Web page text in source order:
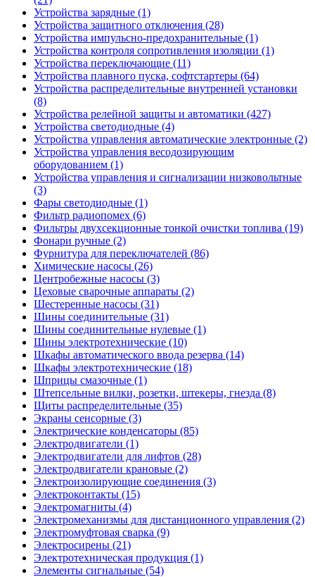
Устройства зарядные (1)
Устройства защитного отключения (28)
Устройства импульсно-предохранительные (1)
Устройства контроля сопротивления изоляции (1)
Устройства переключающие (11)
Устройства плавного пуска, софтстартеры (64)
Устройства распределительные внутренней установки
(8)
Устройства релейной защиты и автоматики (427)
Устройства светодиодные (4)
Устройства управления автоматические электронные (2)
Устройства управления весодозирующим
оборудованием (1)
Устройства управления и сигнализации низковольтные
(3)
Фары светодиодные (1)
Фильтр радиопомех (6)
Фильтры двухсекционные тонкой очистки топлива (19)
Фонари ручные (2)
Фурнитура для переключателей (86)
Химические насосы (26)
Центробежные насосы (3)
Цеховые сварочные аппараты (2)
Шестеренные насосы (31)
Шины соединительные (31)
Шины соединительные нулевые (1)
Шины электротехнические (10)
Шкафы автоматического ввода резерва (14)
Шкафы электротехнические (18)
Шприцы смазочные (1)
Штепсельные вилки, розетки, штекеры, гнезда (8)
Щиты распределительные (35)
Экраны сенсорные (3)
Электрические конденсаторы (85)
Электродвигатели (1)
Электродвигатели для лифтов (28)
Электродвигатели крановые (2)
Электроизолирующие соединения (3)
Электроконтакты (15)
Электромагниты (4)
Электромеханизмы для дистанционного управления (2)
Электромуфтовая сварка (9)
Электросирены (21)
Электротехническая продукция (1)
Элементы сигнальные (54)